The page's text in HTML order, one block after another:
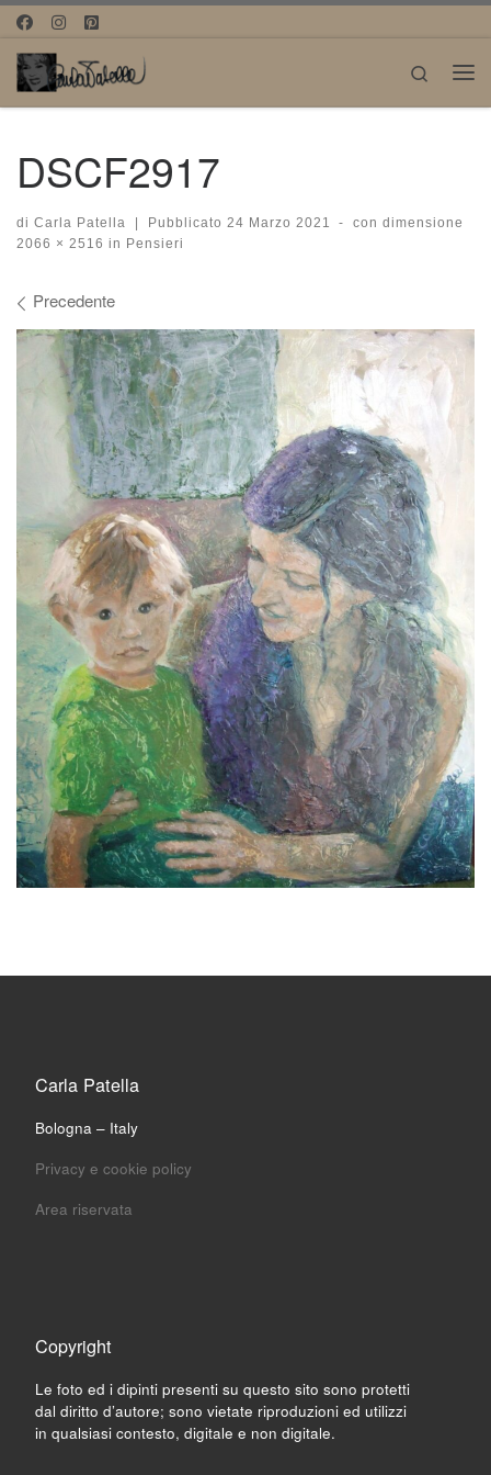
Passa al contenuto
Search
DSCF2917
di Carla Patella Pubblicato 24 Marzo 2021 -
con dimensione
2066 × 2516 in Pensieri
Navigazione immagini
Precedente
Carla Patella
Bologna – Italy
Privacy e cookie policy
Area riservata
Copyright
Le foto ed i dipinti presenti su questo sito sono protetti
dal diritto d’autore; sono vietate riproduzioni ed utilizzi
in qualsiasi contesto, digitale e non digitale.